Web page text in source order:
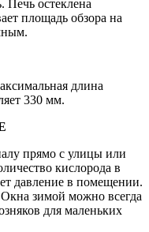
Печь остеклена
площадь обзора на
длина
330 мм.
прямо с улицы или
кислорода в
давление в помещении.
зимой можно всегда
для маленьких